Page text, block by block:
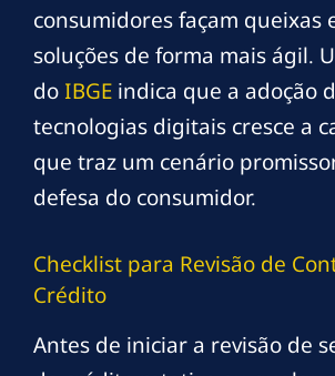
consumidores façam queixas
soluções de forma mais ágil.
do IBGE indica que a adoção
tecnologias digitais cresce a
que traz um cenário
defesa do consumidor.
Checklist para Revisão de
Crédito
Antes de iniciar a revisão de